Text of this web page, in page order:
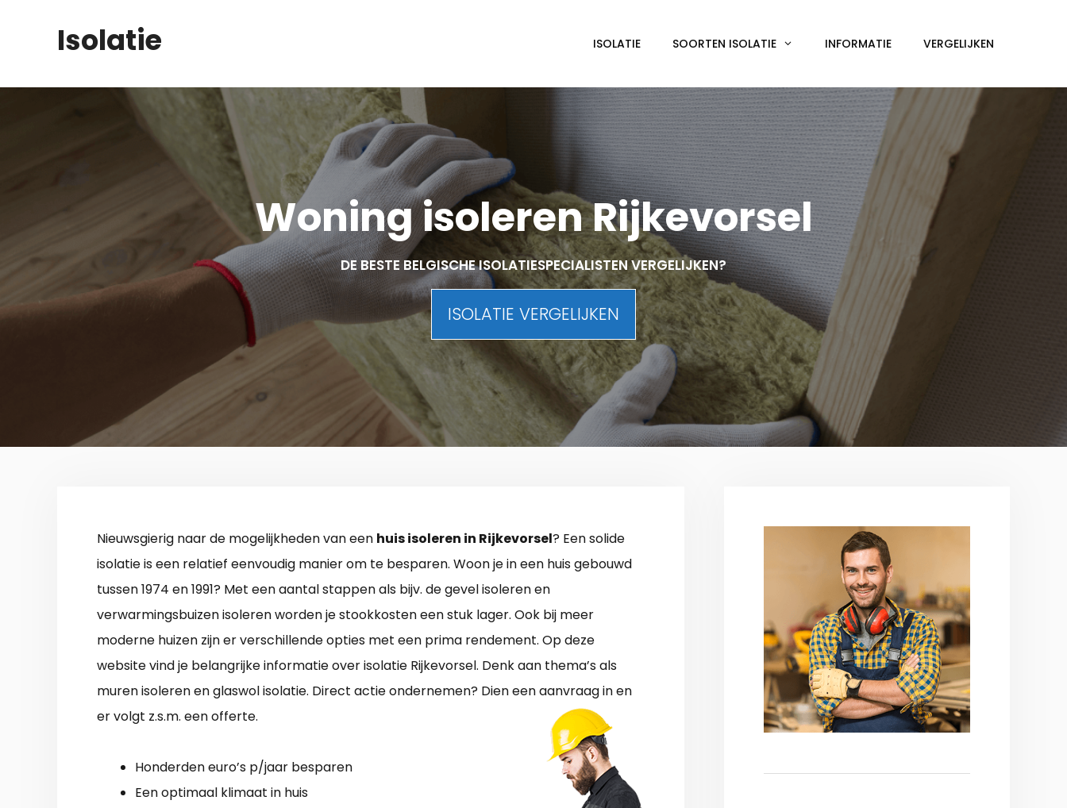
Isolatie ISOLATIE SOORTEN ISOLATIE INFORMATIE VERGELIJKEN
Woning isoleren Rijkevorsel
DE BESTE BELGISCHE ISOLATIESPECIALISTEN VERGELIJKEN?
ISOLATIE VERGELIJKEN
Nieuwsgierig naar de mogelijkheden van een huis isoleren in Rijkevorsel? Een solide
isolatie is een relatief eenvoudig manier om te besparen. Woon je in een huis gebouwd
tussen 1974 en 1991? Met een aantal stappen als bijv. de gevel isoleren en
verwarmingsbuizen isoleren worden je stookkosten een stuk lager. Ook bij meer
moderne huizen zijn er verschillende opties met een prima rendement. Op deze
website vind je belangrijke informatie over isolatie Rijkevorsel. Denk aan thema’s als
muren isoleren en glaswol isolatie. Direct actie ondernemen? Dien een aanvraag in en
er volgt z.s.m. een offerte.
Honderden euro’s p/jaar besparen
Een optimaal klimaat in huis